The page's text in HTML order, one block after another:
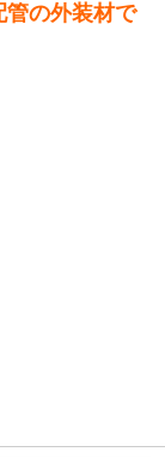
管の外装材で